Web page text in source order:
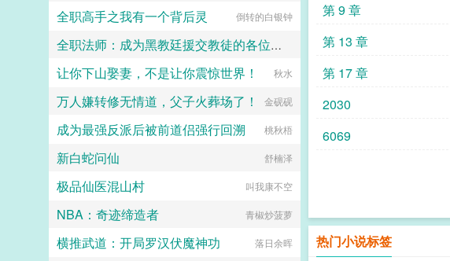
第 9 章
第 13 章
第 17 章
2030
6069
热门小说标签
全职高手之我有一个背后灵 倒转的白银钟
全职法师：成为黑教廷援交教徒的各位婊子
小磊子
让你下山娶妻，不是让你震惊世界！ 秋水
万人嫌转修无情道，父子火葬场了！ 金砚砚
成为最强反派后被前道侣强行回溯 桃秋梧
新白蛇问仙 舒楠泽
极品仙医混山村 叫我康不空
NBA：奇迹缔造者 青椒炒菠萝
横推武道：开局罗汉伏魔神功 落日余晖